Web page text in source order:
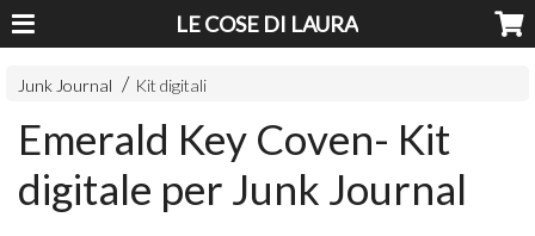
LE COSE DI LAURA
Junk Journal Kit digitali
Emerald Key Coven- Kit
digitale per Junk Journal